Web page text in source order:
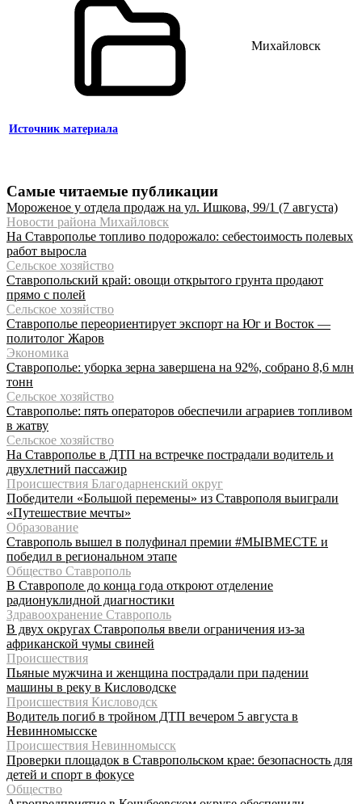
Михайловск
Источник материала
Самые читаемые публикации
Мороженое у отдела продаж на ул. Ишкова, 99/1 (7 августа)
Новости района Михайловск
На Ставрополье топливо подорожало: себестоимость полевых
работ выросла
Сельское хозяйство
Ставропольский край: овощи открытого грунта продают
прямо с полей
Сельское хозяйство
Ставрополье переориентирует экспорт на Юг и Восток —
политолог Жаров
Экономика
Ставрополье: уборка зерна завершена на 92%, собрано 8,6 млн
тонн
Сельское хозяйство
Ставрополье: пять операторов обеспечили аграриев топливом
в жатву
Сельское хозяйство
На Ставрополье в ДТП на встречке пострадали водитель и
двухлетний пассажир
Происшествия Благодарненский округ
Победители «Большой перемены» из Ставрополя выиграли
«Путешествие мечты»
Образование
Ставрополь вышел в полуфинал премии #МЫВМЕСТЕ и
победил в региональном этапе
Общество Ставрополь
В Ставрополе до конца года откроют отделение
радионуклидной диагностики
Здравоохранение Ставрополь
В двух округах Ставрополья ввели ограничения из-за
африканской чумы свиней
Происшествия
Пьяные мужчина и женщина пострадали при падении
машины в реку в Кисловодске
Происшествия Кисловодск
Водитель погиб в тройном ДТП вечером 5 августа в
Невинномысске
Происшествия Невинномысск
Проверки площадок в Ставропольском крае: безопасность для
детей и спорт в фокусе
Общество